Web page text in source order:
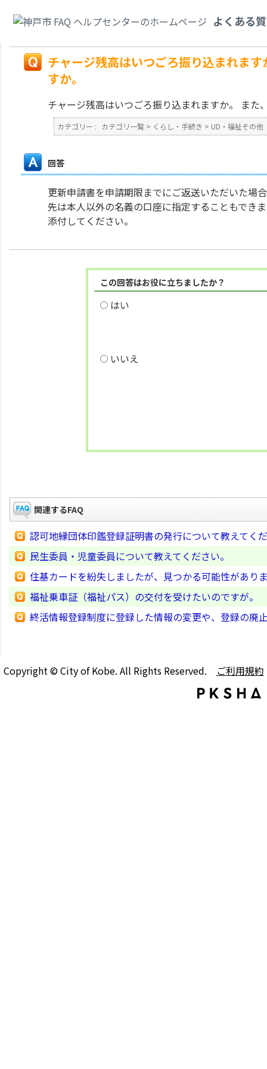
よくある
よいですか。
チャージ残高はいつごろ振り込まれま
すか。
チャージ残高はいつごろ振り込まれますか。 ま
カテゴリー : カテゴリ一覧 > くらし・手続き > UD・福祉その他
回答
更新申請書を申請期限までにご返送いただいた場
先は本人以外の名義の口座に指定することもでき
添付してください。
この回答はお役に立ちましたか？
はい
いいえ
関連するFAQ
認可地縁団体印鑑登録証明書の発行について教えてく
民生委員・児童委員について教えてください。
住基カードを紛失しましたが、見つかる可能性があり
福祉乗車証（福祉パス）の交付を受けたいのですが。
終活情報登録制度に登録した情報の変更や、登録の廃
Copyright © City of Kobe. All Rights Reserved. ご利用規約